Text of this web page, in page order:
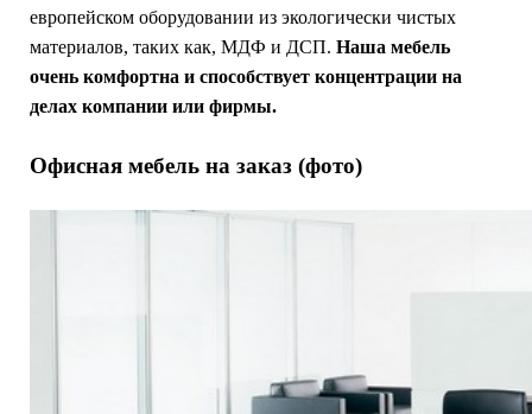
европейском оборудовании из экологически чистых
материалов, таких как, МДФ и ДСП. Наша мебель
очень комфортна и способствует концентрации на
делах компании или фирмы.
Офисная мебель на заказ (фото)